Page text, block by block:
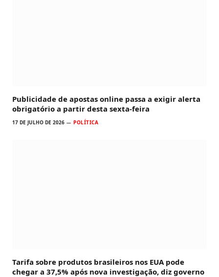
Publicidade de apostas online passa a exigir alerta
obrigatório a partir desta sexta-feira
17 DE JULHO DE 2026 POLÍTICA
Tarifa sobre produtos brasileiros nos EUA pode
chegar a 37,5% após nova investigação, diz governo